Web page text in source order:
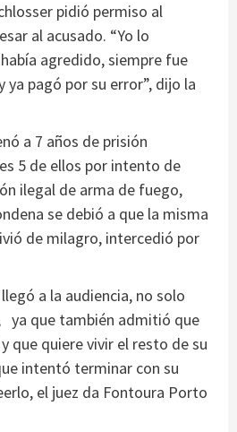
pidió permiso al
al acusado. “Yo lo
agredido, siempre fue
ya pagó por su error”, dijo la
a 7 años de prisión
5 de ellos por intento de
ilegal de arma de fuego,
se debió a que la misma
de milagro, intercedió por
a la audiencia, no solo
ya que también admitió que
que quiere vivir el resto de su
intentó terminar con su
el juez da Fontoura Porto